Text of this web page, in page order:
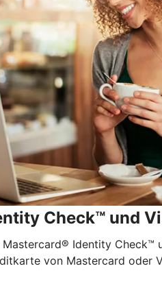
Check™ und
Identity Check™
von Mastercard oder